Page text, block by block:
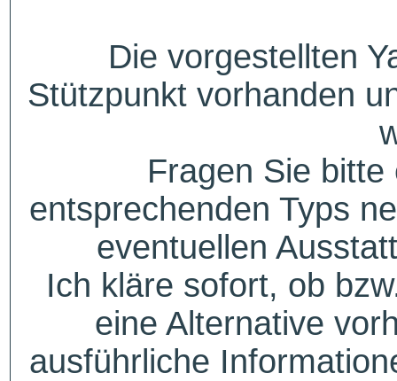
Die vorgestellten
Stützpunkt vorhanden
Fragen Sie
entsprechenden Typs
eventuellen
Ich kläre sofort, ob
eine Alternative
ausführliche